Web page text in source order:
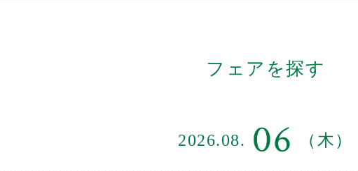
フェアを探す
2026.08. 06 （木）